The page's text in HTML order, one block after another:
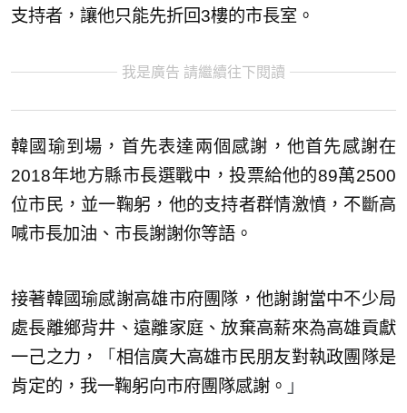
支持者，讓他只能先折回3樓的市長室。
我是廣告 請繼續往下閱讀
韓國瑜到場，首先表達兩個感謝，他首先感謝在
2018年地方縣市長選戰中，投票給他的89萬2500
位市民，並一鞠躬，他的支持者群情激憤，不斷高
喊市長加油、市長謝謝你等語。
接著韓國瑜感謝高雄市府團隊，他謝謝當中不少局
處長離鄉背井、遠離家庭、放棄高薪來為高雄貢獻
一己之力，
「 相信廣大高雄市民朋友對執政團隊是
肯定的，我一鞠躬向市府團隊感謝。 」